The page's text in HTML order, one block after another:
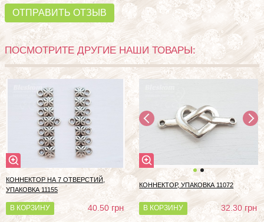
ОТПРАВИТЬ ОТЗЫВ
ПОСМОТРИТЕ ДРУГИЕ НАШИ ТОВАРЫ:
КОННЕКТОР НА 7 ОТВЕРСТИЙ,
УПАКОВКА 11155
В КОРЗИНУ 40.50грн
КОННЕКТОР, УПАКОВКА 11072
В КОРЗИНУ 32.30грн